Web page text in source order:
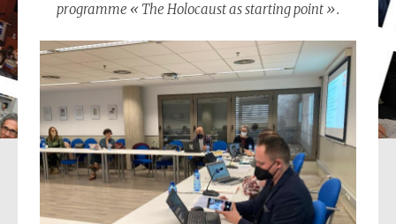
programme « The Holocaust as starting point ».